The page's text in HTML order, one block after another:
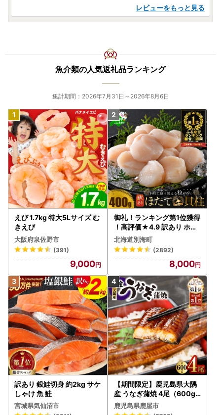
レビューをもっと見る
魚介類の人気返礼品ランキング
集計期間：2026年7月31日～2026年8月6日
えび 1.7kg 特大5Lサイズ む
きえび
大阪府泉佐野市
(391)
9,000
御礼！ランキング第1位獲得
！高評価★4.9 訳あり ホタ
テ 400g（ほたて 帆立 貝柱
冷凍 ）
北海道別海町
(2892)
8,000
訳あり 銀鮭切身 約2kg サケ
しゃけ 魚 鮭
宮城県気仙沼市
【期間限定】鹿児島県大隅
産 うなぎ蒲焼 4尾（600g
） KN007-004-04-cp18
うなぎ 鰻 魚 惣菜 総菜
鹿児島県鹿屋市